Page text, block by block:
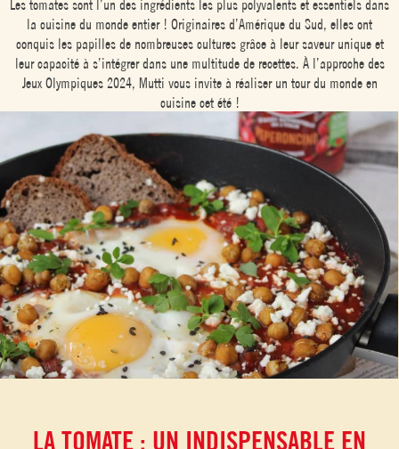
Les tomates sont l’un des ingrédients les plus polyvalents et essentiels dans
la cuisine du monde entier ! Originaires d’Amérique du Sud, elles ont
conquis les papilles de nombreuses cultures grâce à leur saveur unique et
leur capacité à s’intégrer dans une multitude de recettes. À l’approche des
Jeux Olympiques 2024, Mutti vous invite à réaliser un tour du monde en
cuisine cet été !
LA TOMATE : UN INDISPENSABLE EN